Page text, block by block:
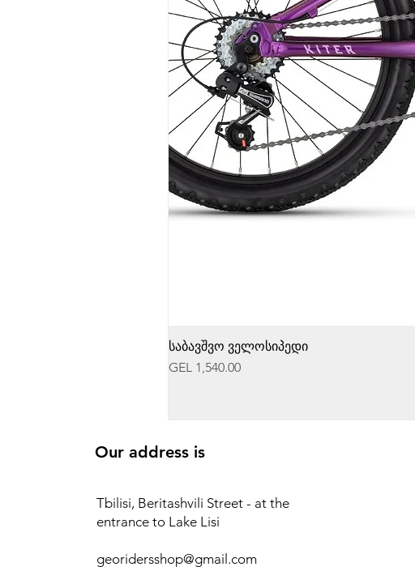
საბავშვო ველოსიპედი
Price
GEL 1,540.00
Our address is
Tbilisi, Beritashvili Street - at the
entrance to Lake Lisi
georidersshop@gmail.com